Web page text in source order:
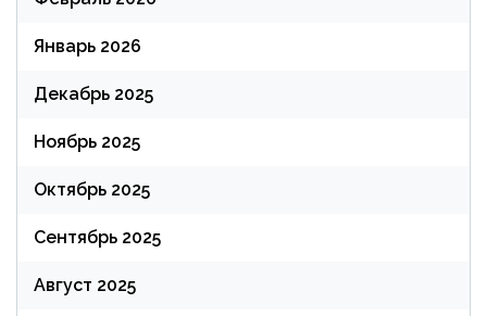
Январь 2026
Декабрь 2025
Ноябрь 2025
Октябрь 2025
Сентябрь 2025
Август 2025